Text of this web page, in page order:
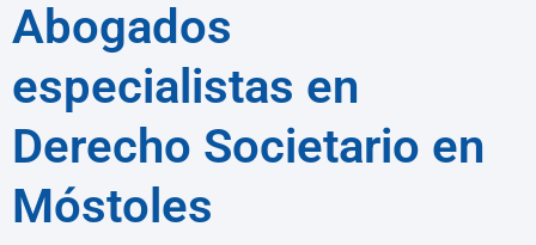
Abogados
especialistas en
Derecho Societario en
Móstoles